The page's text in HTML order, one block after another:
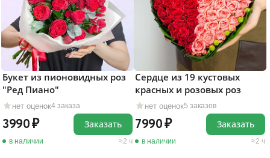
нет оценок4 заказа
Букет из пионовидных роз
"Ред Пиано"
3990
в наличии 2 ч
Заказать
нет оценок5 заказов
Сердце из 19 кустовых
красных и розовых роз
7990
в наличии 2 ч
Заказать